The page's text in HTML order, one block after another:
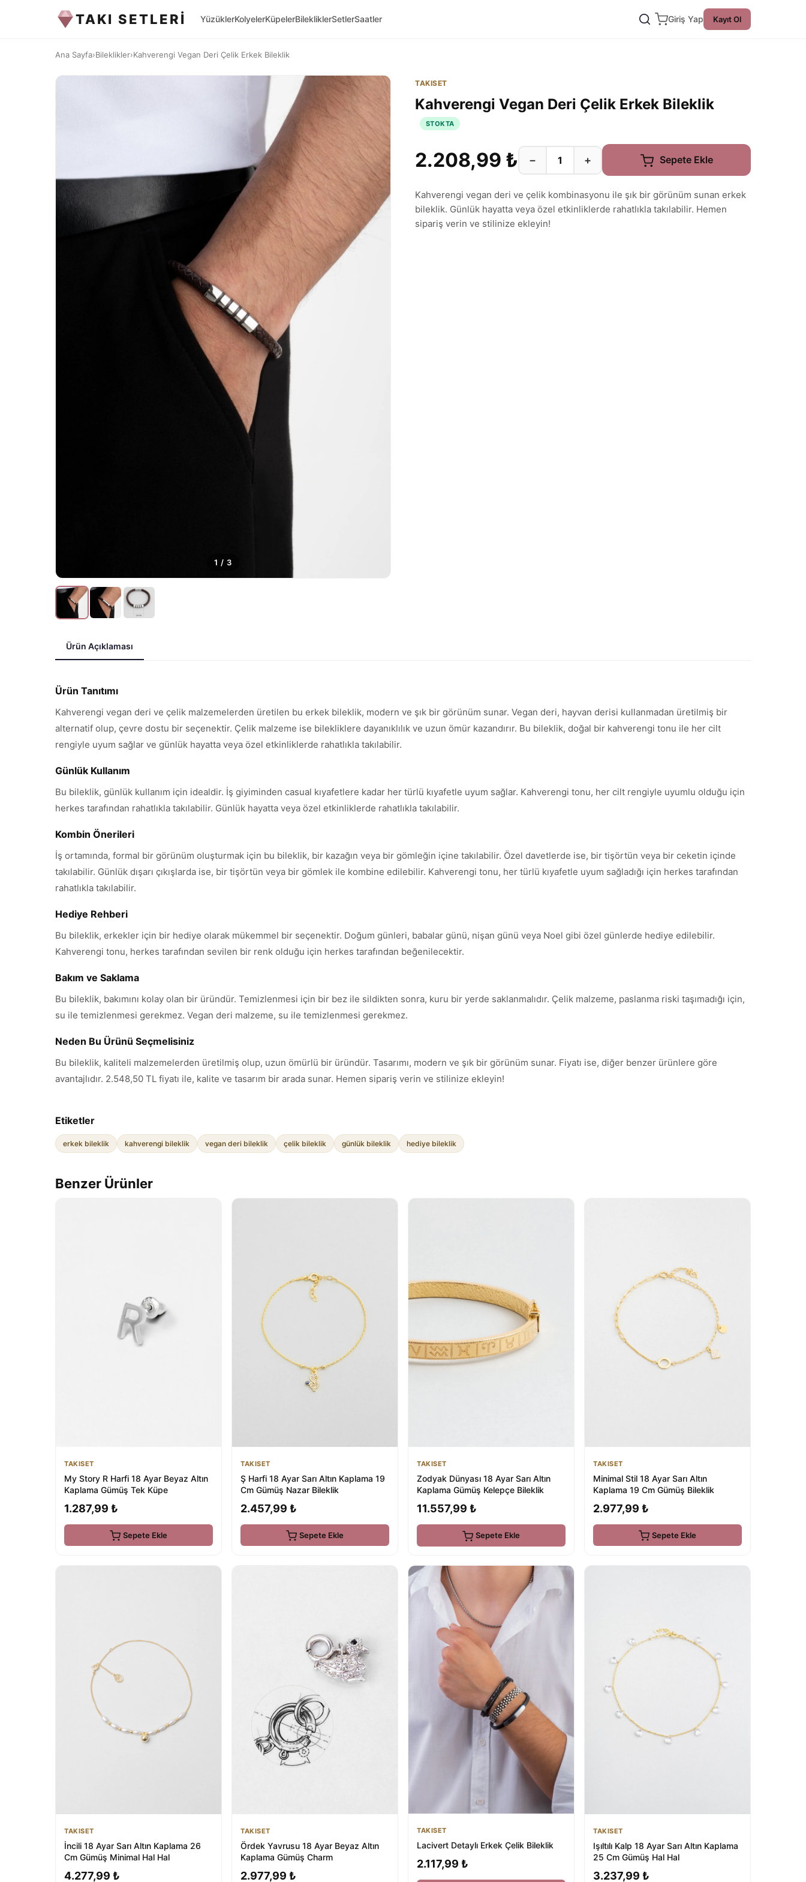
TAKI SETLERİ YüzüklerKolyelerKüpelerBilekliklerSetlerSaatler Giriş Yap Kayıt Ol
Ana Sayfa›Bileklikler›Kahverengi Vegan Deri Çelik Erkek Bileklik
1 / 3
TAKISET
Kahverengi Vegan Deri Çelik Erkek Bileklik
STOKTA
2.208,99 ₺ − + Sepete Ekle
Kahverengi vegan deri ve çelik kombinasyonu ile şık bir görünüm sunan erkek
bileklik. Günlük hayatta veya özel etkinliklerde rahatlıkla takılabilir. Hemen
sipariş verin ve stilinize ekleyin!
Ürün Açıklaması
Ürün Tanıtımı
Kahverengi vegan deri ve çelik malzemelerden üretilen bu erkek bileklik, modern ve şık bir görünüm sunar. Vegan deri, hayvan derisi kullanmadan üretilmiş bir
alternatif olup, çevre dostu bir seçenektir. Çelik malzeme ise bilekliklere dayanıklılık ve uzun ömür kazandırır. Bu bileklik, doğal bir kahverengi tonu ile her cilt
rengiyle uyum sağlar ve günlük hayatta veya özel etkinliklerde rahatlıkla takılabilir.
Günlük Kullanım
Bu bileklik, günlük kullanım için idealdir. İş giyiminden casual kıyafetlere kadar her türlü kıyafetle uyum sağlar. Kahverengi tonu, her cilt rengiyle uyumlu olduğu için
herkes tarafından rahatlıkla takılabilir. Günlük hayatta veya özel etkinliklerde rahatlıkla takılabilir.
Kombin Önerileri
İş ortamında, formal bir görünüm oluşturmak için bu bileklik, bir kazağın veya bir gömleğin içine takılabilir. Özel davetlerde ise, bir tişörtün veya bir ceketin içinde
takılabilir. Günlük dışarı çıkışlarda ise, bir tişörtün veya bir gömlek ile kombine edilebilir. Kahverengi tonu, her türlü kıyafetle uyum sağladığı için herkes tarafından
rahatlıkla takılabilir.
Hediye Rehberi
Bu bileklik, erkekler için bir hediye olarak mükemmel bir seçenektir. Doğum günleri, babalar günü, nişan günü veya Noel gibi özel günlerde hediye edilebilir.
Kahverengi tonu, herkes tarafından sevilen bir renk olduğu için herkes tarafından beğenilecektir.
Bakım ve Saklama
Bu bileklik, bakımını kolay olan bir üründür. Temizlenmesi için bir bez ile sildikten sonra, kuru bir yerde saklanmalıdır. Çelik malzeme, paslanma riski taşımadığı için,
su ile temizlenmesi gerekmez. Vegan deri malzeme, su ile temizlenmesi gerekmez.
Neden Bu Ürünü Seçmelisiniz
Bu bileklik, kaliteli malzemelerden üretilmiş olup, uzun ömürlü bir üründür. Tasarımı, modern ve şık bir görünüm sunar. Fiyatı ise, diğer benzer ürünlere göre
avantajlıdır. 2.548,50 TL fiyatı ile, kalite ve tasarım bir arada sunar. Hemen sipariş verin ve stilinize ekleyin!
Etiketler
erkek bileklik kahverengi bileklik vegan deri bileklik çelik bileklik günlük bileklik hediye bileklik
Benzer Ürünler
TAKISET
My Story R Harfi 18 Ayar Beyaz Altın
Kaplama Gümüş Tek Küpe
1.287,99 ₺
Sepete Ekle
TAKISET
Ş Harfi 18 Ayar Sarı Altın Kaplama 19
Cm Gümüş Nazar Bileklik
2.457,99 ₺
Sepete Ekle
TAKISET
Zodyak Dünyası 18 Ayar Sarı Altın
Kaplama Gümüş Kelepçe Bileklik
11.557,99 ₺
Sepete Ekle
TAKISET
Minimal Stil 18 Ayar Sarı Altın
Kaplama 19 Cm Gümüş Bileklik
2.977,99 ₺
Sepete Ekle
TAKISET
İncili 18 Ayar Sarı Altın Kaplama 26
Cm Gümüş Minimal Hal Hal
4.277,99 ₺
TAKISET
Ördek Yavrusu 18 Ayar Beyaz Altın
Kaplama Gümüş Charm
2.977,99 ₺
TAKISET
Lacivert Detaylı Erkek Çelik Bileklik
2.117,99 ₺
TAKISET
Işıltılı Kalp 18 Ayar Sarı Altın Kaplama
25 Cm Gümüş Hal Hal
3.237,99 ₺